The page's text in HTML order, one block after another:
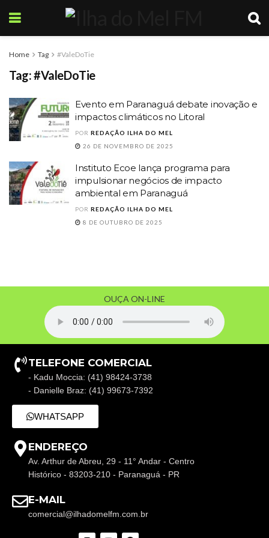
Home Tag #ValeDoTie
Tag:#ValeDoTie
Evento em Paranaguá debate inovação e
impactos climáticos no Litoral
POR REDAÇÃO ILHA DO MEL
26 DE NOVEMBRO DE 2025
Instituto Ecoe lança programa para
impulsionar negócios de impacto
ambiental em Paranaguá
POR REDAÇÃO ILHA DO MEL
8 DE OUTUBRO DE 2025
OUÇA ON-LINE
TELEFONE COMERCIAL
- Kadu Moccia: (41) 98424-3738
- Danielle Braz: (41) 99673-7392
WHATSAPP
ENDEREÇO
Av. Arthur de Abreu, 29 - 11° Andar - Centro
Histórico - 83203-210 - Paranaguá - PR
E-MAIL
comercial@ilhadomelfm.com.br